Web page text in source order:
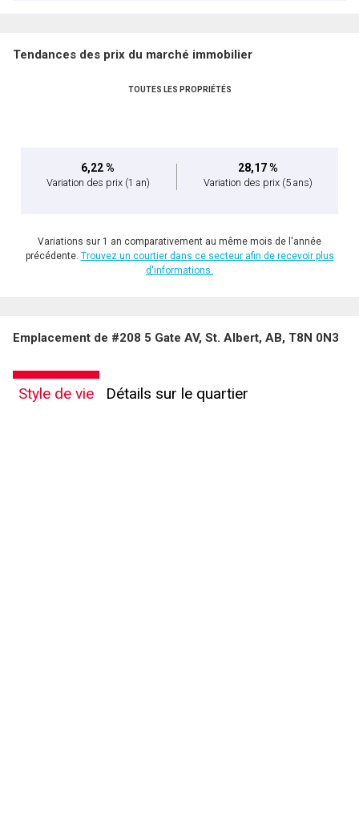
Tendances des prix du marché immobilier
TOUTES LES PROPRIÉTÉS
6,22 %
Variation des prix (1 an)
28,17 %
Variation des prix (5 ans)
Variations sur 1 an comparativement au même mois de l'année
précédente. Trouvez un courtier dans ce secteur afin de recevoir plus
d'informations.
Emplacement de #208 5 Gate AV, St. Albert, AB, T8N 0N3
Style de vie Détails sur le quartier